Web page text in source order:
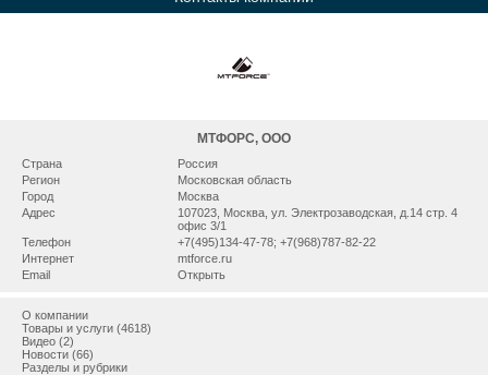
МТФОРС, ООО
Страна
Россия
Регион
Московская область
Город
Москва
Адрес
107023, Москва, ул. Электрозаводская, д.14 стр. 4
офис 3/1
Телефон
+7(495)134-47-78; +7(968)787-82-22
Интернет
mtforce.ru
Email
Открыть
О компании
Товары и услуги (4618)
Видео (2)
Новости (66)
Разделы и рубрики